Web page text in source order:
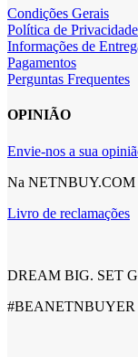
Condições Gerais
Política de Privacidade
Informações de
Pagamentos
Perguntas Frequentes
OPINIÃO
Envie-nos a sua
Na NETNBUY.COM
Livro de reclamações
DREAM BIG. SET
#BEANETNBUYER